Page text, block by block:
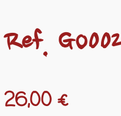
Ref.
26,00 €